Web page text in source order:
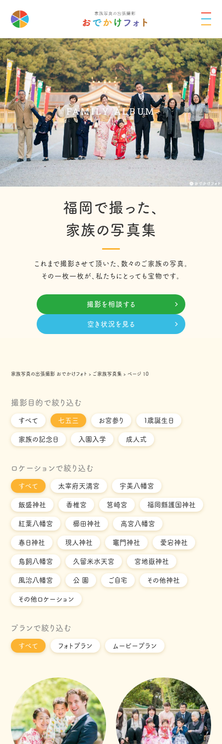
FAMILY ALBUM
福岡で撮った、
家族の写真集
これまで撮影させて頂いた、数々のご家族の写真。
その一枚一枚が、私たちにとっても宝物です。
撮影を相談する
空き状況を見る
家族写真の出張撮影 おでかけフォト › ご家族写真集 › ページ 10
撮影目的で絞り込む
すべて 七五三 お宮参り １歳誕生日
家族の記念日 入園入学 成人式
ロケーションで絞り込む
すべて 太宰府天満宮 宇美八幡宮
飯盛神社 香椎宮 筥崎宮 福岡縣護国神社
紅葉八幡宮 櫛田神社 高宮八幡宮
春日神社 現人神社 竈門神社 愛宕神社
鳥飼八幡宮 久留米水天宮 宮地嶽神社
風治八幡宮 公 園 ご自宅 その他神社
その他ロケーション
プランで絞り込む
すべて フォトプラン ムービープラン